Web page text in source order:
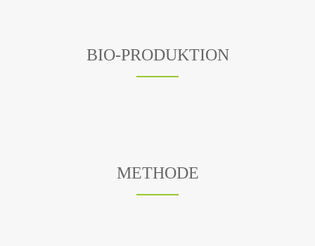
BIO-PRODUKTION
METHODE